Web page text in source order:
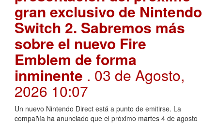
gran exclusivo de Nintendo
Switch 2. Sabremos más
sobre el nuevo Fire
Emblem de forma
inminente . 03 de Agosto,
2026 10:07
Un nuevo Nintendo Direct está a punto de emitirse. La
compañía ha anunciado que el próximo martes 4 de agosto